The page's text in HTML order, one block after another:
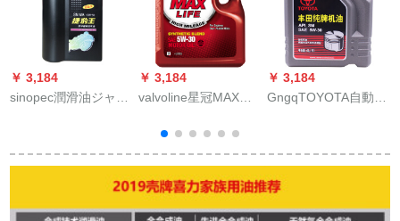
￥ 3,184
sinopec潤滑油ジャガ
オール通用ペデル1 L
￥ 3,184
valvoline星冠MAX
ス原装入力5 W-30
SN級4 L自動車用品
￥ 3,184
GngqTOYOTA自動車
5 W-30/5 W 30 4 Lレ
プリカ逸品凱美瑞雅
LUXハラインダー